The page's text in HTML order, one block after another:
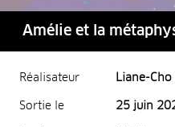
Amélie et la
Réalisateur Liane-
Sortie le 25 juin